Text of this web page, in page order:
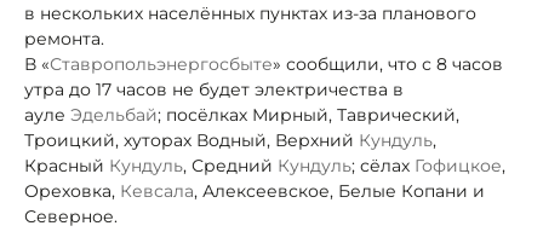
в нескольких населённых пунктах из-за планового
ремонта.
В «Ставропольэнергосбыте» сообщили, что с 8 часов
утра до 17 часов не будет электричества в
ауле Эдельбай; посёлках Мирный, Таврический,
Троицкий, хуторах Водный, Верхний Кундуль,
Красный Кундуль, Средний Кундуль; сёлах Гофицкое,
Ореховка, Кевсала, Алексеевское, Белые Копани и
Северное.